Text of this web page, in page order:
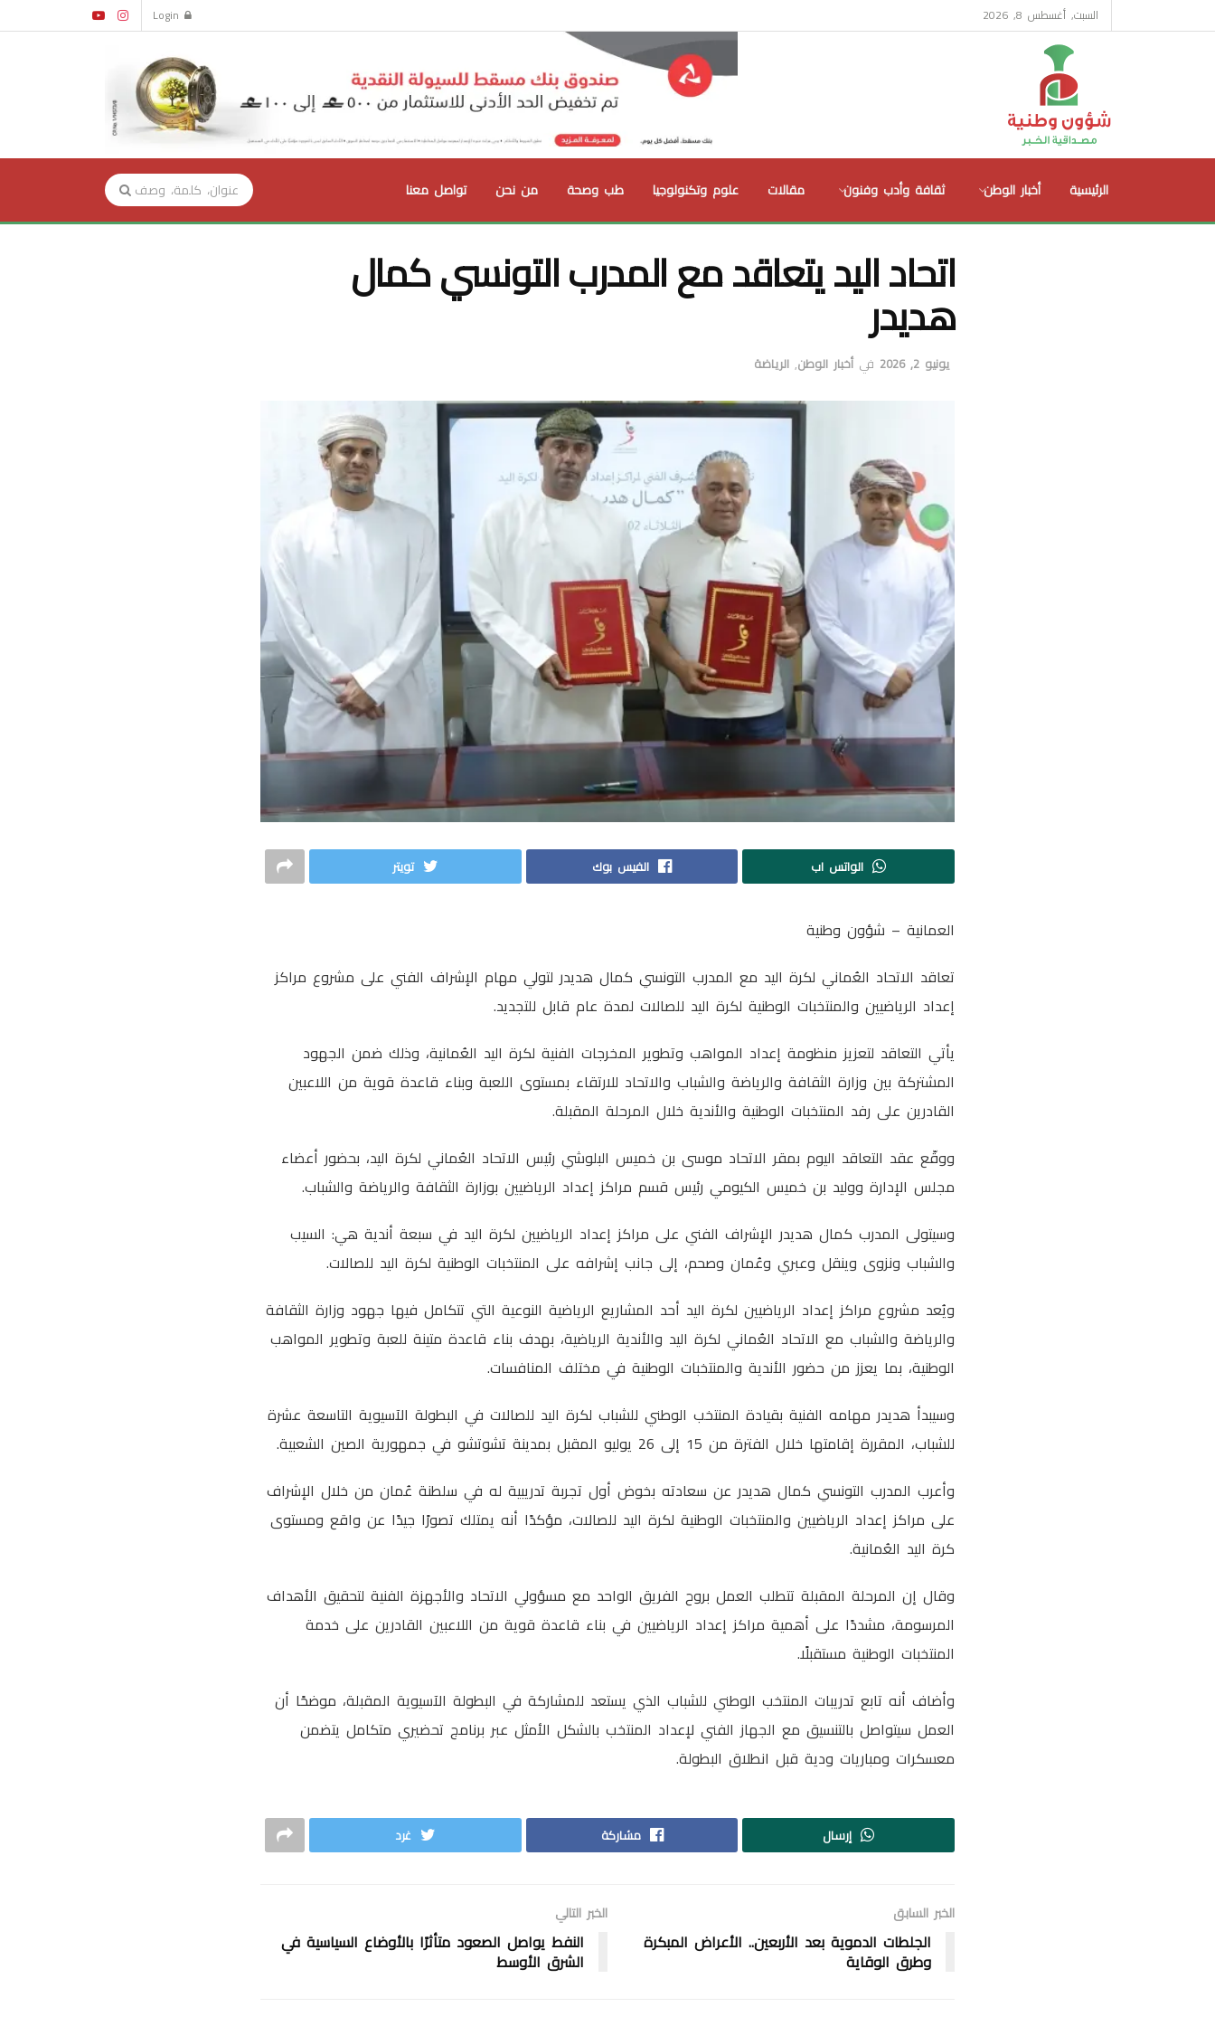
السبت, أغسطس 8, 2026
الرئيسية أخبار الوطن ثقافة وأدب وفنون مقالات علوم وتكنولوجيا طب وصحة من نحن تواصل معنا
اتحاد اليد يتعاقد مع المدرب التونسي كمال
هديدر
يونيو 2, 2026 في أخبار الوطن, الرياضة
الواتس اب الفيس بوك تويتر
العمانية – شؤون وطنية
تعاقد الاتحاد العُماني لكرة اليد مع المدرب التونسي كمال هديدر لتولي مهام الإشراف الفني على مشروع مراكز
إعداد الرياضيين والمنتخبات الوطنية لكرة اليد للصالات لمدة عام قابل للتجديد.
يأتي التعاقد لتعزيز منظومة إعداد المواهب وتطوير المخرجات الفنية لكرة اليد العُمانية، وذلك ضمن الجهود
المشتركة بين وزارة الثقافة والرياضة والشباب والاتحاد للارتقاء بمستوى اللعبة وبناء قاعدة قوية من اللاعبين
القادرين على رفد المنتخبات الوطنية والأندية خلال المرحلة المقبلة.
ووقّع عقد التعاقد اليوم بمقر الاتحاد موسى بن خميس البلوشي رئيس الاتحاد العُماني لكرة اليد، بحضور أعضاء
مجلس الإدارة ووليد بن خميس الكيومي رئيس قسم مراكز إعداد الرياضيين بوزارة الثقافة والرياضة والشباب.
وسيتولى المدرب كمال هديدر الإشراف الفني على مراكز إعداد الرياضيين لكرة اليد في سبعة أندية هي: السيب
والشباب ونزوى وينقل وعبري وعُمان وصحم، إلى جانب إشرافه على المنتخبات الوطنية لكرة اليد للصالات.
ويُعد مشروع مراكز إعداد الرياضيين لكرة اليد أحد المشاريع الرياضية النوعية التي تتكامل فيها جهود وزارة الثقافة
والرياضة والشباب مع الاتحاد العُماني لكرة اليد والأندية الرياضية، بهدف بناء قاعدة متينة للعبة وتطوير المواهب
الوطنية، بما يعزز من حضور الأندية والمنتخبات الوطنية في مختلف المنافسات.
وسيبدأ هديدر مهامه الفنية بقيادة المنتخب الوطني للشباب لكرة اليد للصالات في البطولة الآسيوية التاسعة عشرة
للشباب، المقررة إقامتها خلال الفترة من 15 إلى 26 يوليو المقبل بمدينة تشوتشو في جمهورية الصين الشعبية.
وأعرب المدرب التونسي كمال هديدر عن سعادته بخوض أول تجربة تدريبية له في سلطنة عُمان من خلال الإشراف
على مراكز إعداد الرياضيين والمنتخبات الوطنية لكرة اليد للصالات، مؤكدًا أنه يمتلك تصورًا جيدًا عن واقع ومستوى
كرة اليد العُمانية.
وقال إن المرحلة المقبلة تتطلب العمل بروح الفريق الواحد مع مسؤولي الاتحاد والأجهزة الفنية لتحقيق الأهداف
المرسومة، مشددًا على أهمية مراكز إعداد الرياضيين في بناء قاعدة قوية من اللاعبين القادرين على خدمة
المنتخبات الوطنية مستقبلًا.
وأضاف أنه تابع تدريبات المنتخب الوطني للشباب الذي يستعد للمشاركة في البطولة الآسيوية المقبلة، موضحًا أن
العمل سيتواصل بالتنسيق مع الجهاز الفني لإعداد المنتخب بالشكل الأمثل عبر برنامج تحضيري متكامل يتضمن
معسكرات ومباريات ودية قبل انطلاق البطولة.
إرسال مشاركة غرد
الخبر السابق
الجلطات الدموية بعد الأربعين.. الأعراض المبكرة
وطرق الوقاية
الخبر التالي
النفط يواصل الصعود متأثرًا بالأوضاع السياسية في
الشرق الأوسط